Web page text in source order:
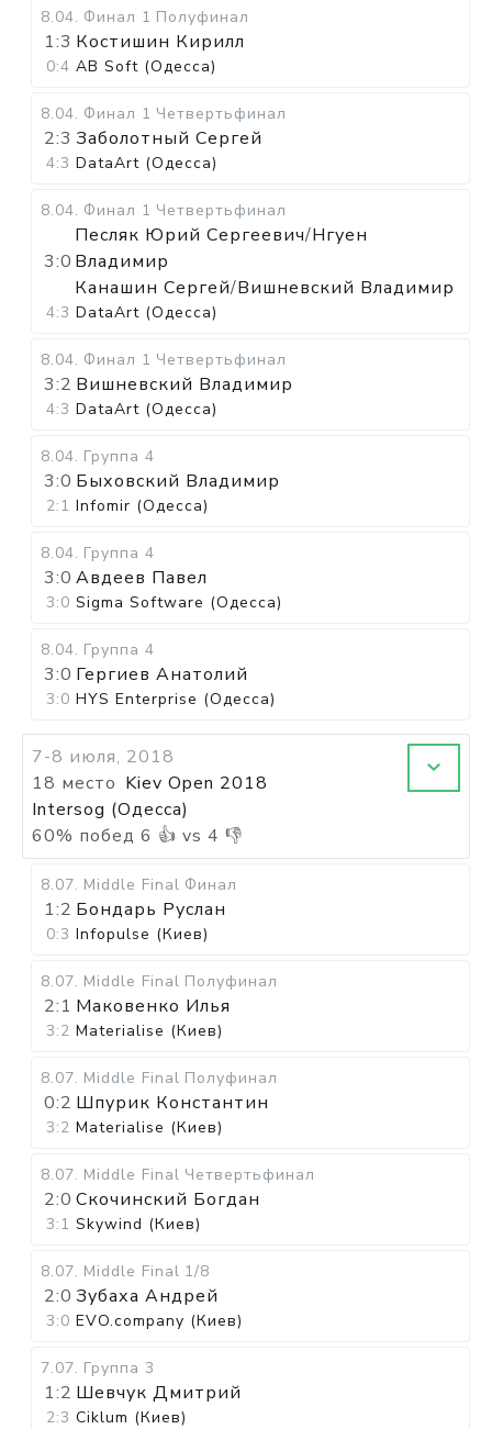
8.04. Финал 1 Полуфинал
1:3 Костишин Кирилл
0:4 AB Soft (Одесса)
8.04. Финал 1 Четвертьфинал
2:3 Заболотный Сергей
4:3 DataArt (Одесса)
8.04. Финал 1 Четвертьфинал
3:0
Песляк Юрий Сергеевич/Нгуен
Владимир
Канашин Сергей/Вишневский Владимир
4:3 DataArt (Одесса)
8.04. Финал 1 Четвертьфинал
3:2 Вишневский Владимир
4:3 DataArt (Одесса)
8.04. Группа 4
3:0 Быховский Владимир
2:1 Infomir (Одесса)
8.04. Группа 4
3:0 Авдеев Павел
3:0 Sigma Software (Одесса)
8.04. Группа 4
3:0 Гергиев Анатолий
3:0 HYS Enterprise (Одесса)
7-8 июля, 2018
18 место Kiev Open 2018
Intersog (Одесса)
60% побед 6 👍 vs 4 👎
8.07. Middle Final Финал
1:2 Бондарь Руслан
0:3 Infopulse (Киев)
8.07. Middle Final Полуфинал
2:1 Маковенко Илья
3:2 Materialise (Киев)
8.07. Middle Final Полуфинал
0:2 Шпурик Константин
3:2 Materialise (Киев)
8.07. Middle Final Четвертьфинал
2:0 Скочинский Богдан
3:1 Skywind (Киев)
8.07. Middle Final 1/8
2:0 Зубаха Андрей
3:0 EVO.company (Киев)
7.07. Группа 3
1:2 Шевчук Дмитрий
2:3 Ciklum (Киев)